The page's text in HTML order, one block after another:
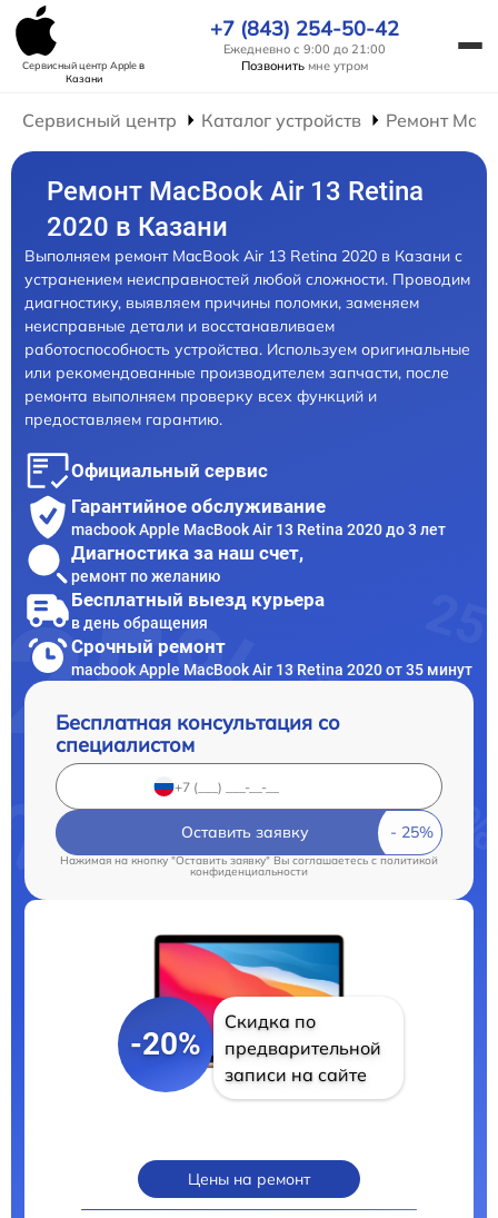
Сервисный центр Appleв
Казани
+7 (843) 254-50-42
Ежедневно с 9:00 до 21:00
Позвонить мне утром
Сервисный центр Каталог устройств Ремонт
Ремонт MacBook Air 13 Retina
2020 в Казани
Выполняем ремонт MacBook Air 13 Retina 2020 в Казани с
устранением неисправностей любой сложности. Проводим
диагностику, выявляем причины поломки, заменяем
неисправные детали и восстанавливаем
работоспособность устройства. Используем оригинальные
или рекомендованные производителем запчасти, после
ремонта выполняем проверку всех функций и
предоставляем гарантию.
Официальный сервис
Гарантийное обслуживание
macbook Apple MacBook Air 13 Retina 2020 до 3 лет
Диагностика за наш счет,
ремонт по желанию
Бесплатный выезд курьера
в день обращения
Срочный ремонт
macbook Apple MacBook Air 13 Retina 2020 от 35 минут
Бесплатная консультация со
специалистом
Оставить заявку
Нажимая на кнопку "Оставить заявку" Вы соглашаетесь cполитикой
конфиденциальности
-20%
Скидка по
предварительной
записи на сайте
Цены на ремонт